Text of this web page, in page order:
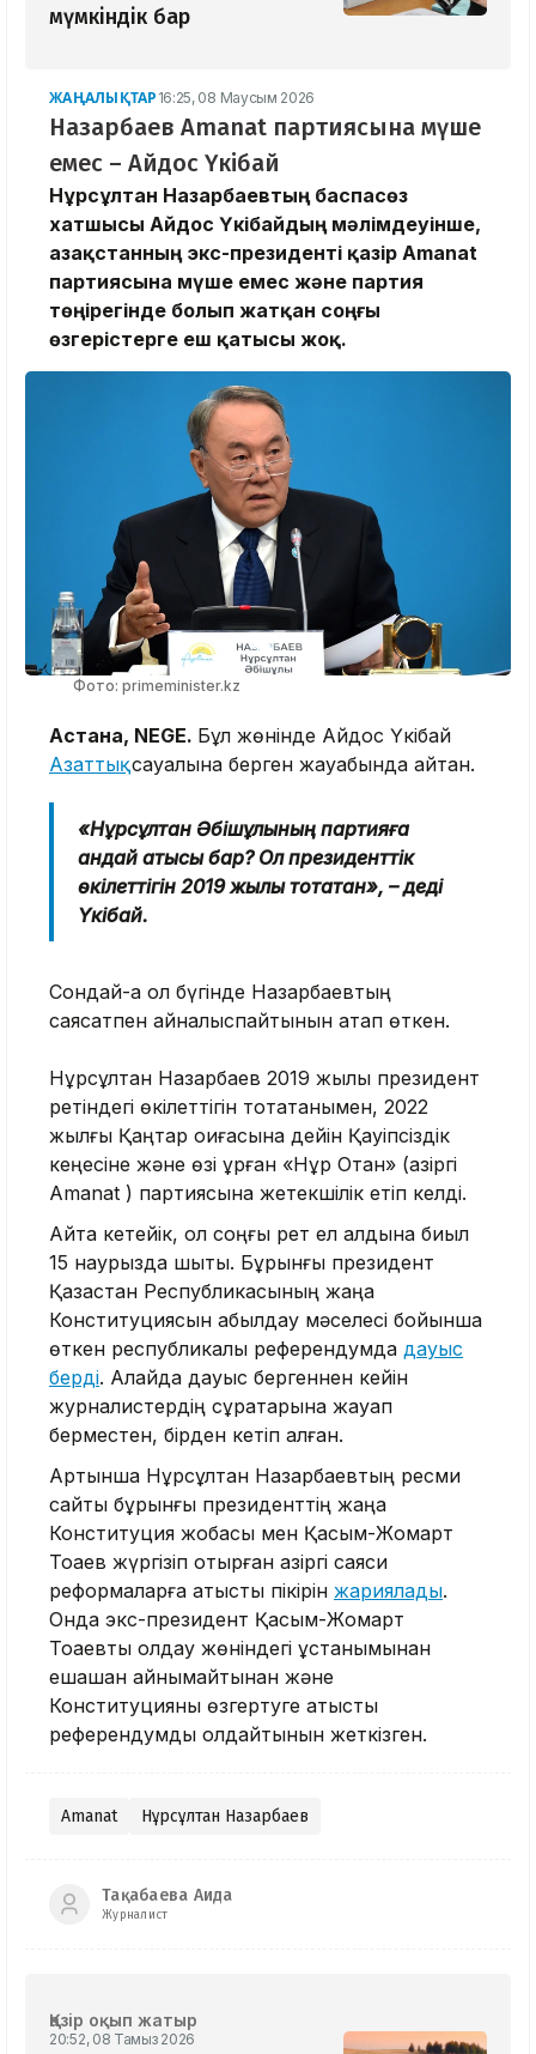
мүмкіндік бар
ЖАҢАЛЫҚТАР 16:25, 08 Маусым 2026
Назарбаев Amanat партиясына мүше
емес – Айдос Үкібай
Нұрсұлтан Назарбаевтың баспасөз
хатшысы Айдос Үкібайдың мәлімдеуінше,
Қазақстанның экс-президенті қазір Amanat
партиясына мүше емес және партия
төңірегінде болып жатқан соңғы
өзгерістерге еш қатысы жоқ.
Фото: primeminister.kz
Астана, NEGE. Бұл жөнінде Айдос Үкібай
Азаттықсауалына берген жауабында айтқан.
«Нұрсұлтан Әбішұлының партияға
қандай қатысы бар? Ол президенттік
өкілеттігін 2019 жылы тоқтатқан», – деді
Үкібай.
Сондай-ақ ол бүгінде Назарбаевтың
саясатпен айналыспайтынын атап өткен.
Нұрсұлтан Назарбаев 2019 жылы президент
ретіндегі өкілеттігін тоқтатқанымен, 2022
жылғы Қаңтар оқиғасына дейін Қауіпсіздік
кеңесіне және өзі құрған «Нұр Отан» (қазіргі
Amanat ) партиясына жетекшілік етіп келді.
Айта кетейік, ол соңғы рет ел алдына биыл
15 наурызда шықты. Бұрынғы президент
Қазақстан Республикасының жаңа
Конституциясын қабылдау мәселесі бойынша
өткен республикалық референдумда дауыс
берді. Алайда дауыс бергеннен кейін
журналистердің сұрақтарына жауап
берместен, бірден кетіп қалған.
Артынша Нұрсұлтан Назарбаевтың ресми
сайты бұрынғы президенттің жаңа
Конституция жобасы мен Қасым-Жомарт
Тоқаев жүргізіп отырған қазіргі саяси
реформаларға қатысты пікірін жариялады.
Онда экс-президент Қасым-Жомарт
Тоқаевты қолдау жөніндегі ұстанымынан
ешқашан айнымайтынан және
Конституцияны өзгертуге қатысты
референдумды қолдайтынын жеткізген.
Amanat Нұрсұлтан Назарбаев
Тақабаева Аида
Журналист
Қазір оқып жатыр
20:52, 08 Тамыз 2026